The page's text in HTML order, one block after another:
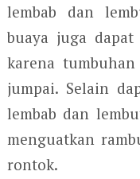
lembab dan
buaya juga
karena
jumpai. Selain
lembab dan
menguatkan
rontok.